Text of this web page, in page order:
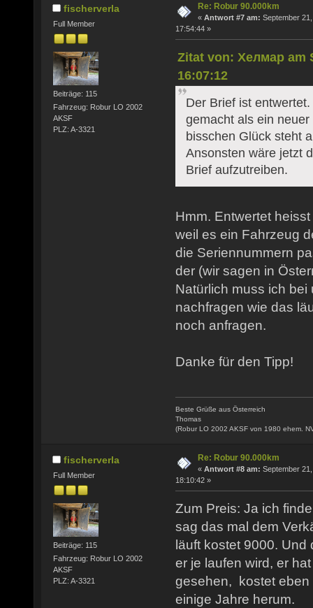
fischerverla
Full Member
Beiträge: 115
Fahrzeug: Robur LO 2002
AKSF
PLZ: A-3321
Re: Robur 90.000km
« Antwort #7 am: September
17:54:44 »
Zitat von: Хелмар am
16:07:12
Der Brief ist
gemacht als ein
bisschen Glück steht
Ansonsten wäre jetzt
Brief aufzutreiben.
Hmm. Entwertet
weil es ein Fahrzeug
die Seriennummern
der (wir sagen in
Natürlich muss ich
nachfragen wie das
noch anfragen.
Danke für den Tipp!
Beste Grüße aus Österreich
Thomas
(Robur LO 2002 AKSF von 1980 ehem.
fischerverla
Full Member
Beiträge: 115
Fahrzeug: Robur LO 2002
AKSF
PLZ: A-3321
Re: Robur 90.000km
« Antwort #8 am: September
18:10:42 »
Zum Preis: Ja ich
sag das mal dem
läuft kostet 9000.
er je laufen wird, er
gesehen, kostet eben
einige Jahre herum.